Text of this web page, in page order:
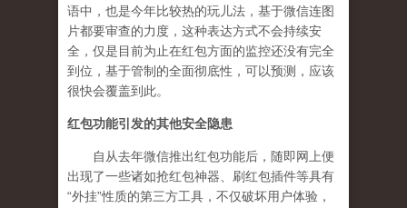
语中，也是今年比较热的玩儿法，基于微信连图
片都要审查的力度，这种表达方式不会持续安
全，仅是目前为止在红包方面的监控还没有完全
到位，基于管制的全面彻底性，可以预测，应该
很快会覆盖到此。
红包功能引发的其他安全隐患
自从去年微信推出红包功能后，随即网上便
出现了一些诸如抢红包神器、刷红包插件等具有
“外挂”性质的第三方工具，不仅破坏用户体验，